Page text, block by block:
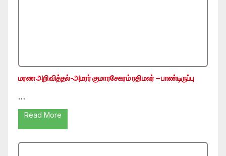
மரண அறிவித்தல்-அமரர் குமாரசேகரம் ரதிமலர் – பாண்டிருப்பு
…
Read More